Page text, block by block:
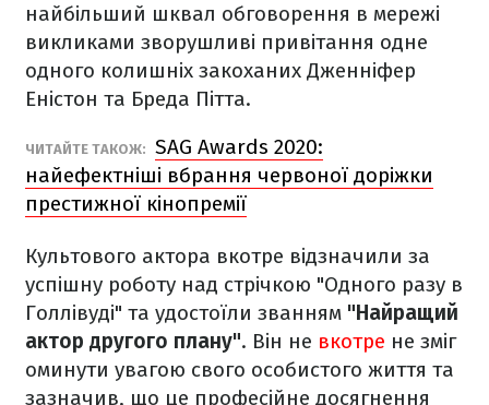
найбільший шквал обговорення в мережі
викликами зворушливі привітання одне
одного колишніх закоханих Дженніфер
Еністон та Бреда Пітта.
ЧИТАЙТЕ ТАКОЖ: SAG Awards 2020:
найефектніші вбрання червоної доріжки
престижної кінопремії
Культового актора вкотре відзначили за
успішну роботу над стрічкою "Одного разу в
Голлівуді" та удостоїли званням "Найращий
актор другого плану". Він не вкотре не зміг
оминути увагою свого особистого життя та
зазначив, що це професійне досягнення